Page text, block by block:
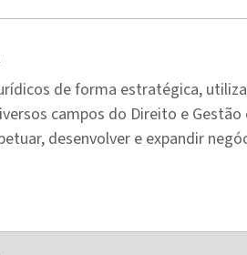
de forma estratégica,
campos do Direito e
desenvolver e expandir